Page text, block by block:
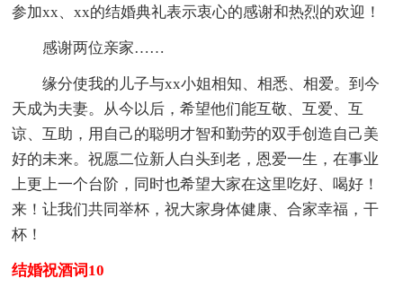
参加xx、xx的结婚典礼表示衷心的感谢和热烈的欢迎！
感谢两位亲家……
缘分使我的儿子与xx小姐相知、相悉、相爱。到今
天成为夫妻。从今以后，希望他们能互敬、互爱、互
谅、互助，用自己的聪明才智和勤劳的双手创造自己美
好的未来。祝愿二位新人白头到老，恩爱一生，在事业
上更上一个台阶，同时也希望大家在这里吃好、喝好！
来！让我们共同举杯，祝大家身体健康、合家幸福，干
杯！
结婚祝酒词10